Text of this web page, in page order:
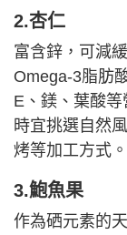
2.杏仁
富含鋅，可減
Omega-3脂肪
E、鎂、葉酸
時宜挑選自然
烤等加工方式。
3.鮑魚果
作為硒元素的